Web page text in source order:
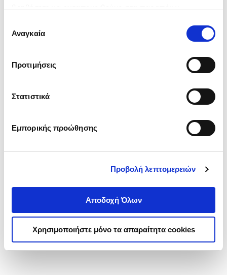
ενδιαφέρουν και να επιλέξετε από τα παρακάτω με την
΄΄και να ενημερωθείτε σχετικά με
συγκατάθεσης
Αναγκαία
Προτιμήσεις
Στατιστικά
Εμπορικής προώθησης
Προβολή λεπτομερειών
Αποδοχή Όλων
Χρησιμοποιήστε μόνο τα απαραίτητα cookies